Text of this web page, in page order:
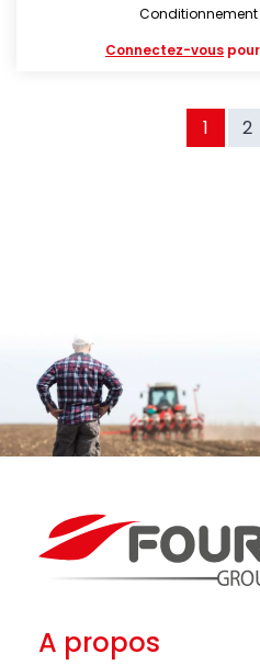
Conditionnement
Connectez-vous
1 2
A propos